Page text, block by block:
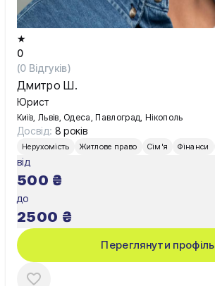
★
0
(0 Відгуків)
Дмитро Ш.
Юрист
Київ, Львів, Одеса, Павлоград, Нікополь
Досвід: 8 років
Нерухомість Житлове право Сім'я Фінанси
від
500 ₴
до
2500 ₴
Переглянути профіль